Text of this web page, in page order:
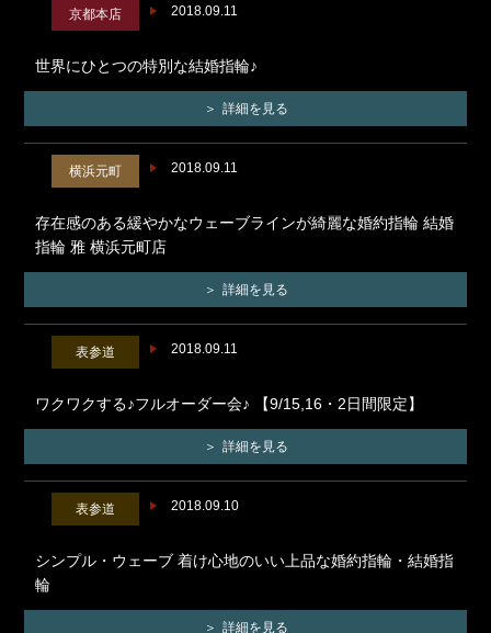
2018.09.11
京都本店
世界にひとつの特別な結婚指輪♪
詳細を見る
2018.09.11
横浜元町
存在感のある緩やかなウェーブラインが綺麗な婚約指輪 結婚
指輪 雅 横浜元町店
詳細を見る
2018.09.11
表参道
ワクワクする♪フルオーダー会♪ 【9/15,16・2日間限定】
詳細を見る
2018.09.10
表参道
シンプル・ウェーブ 着け心地のいい上品な婚約指輪・結婚指
輪
詳細を見る